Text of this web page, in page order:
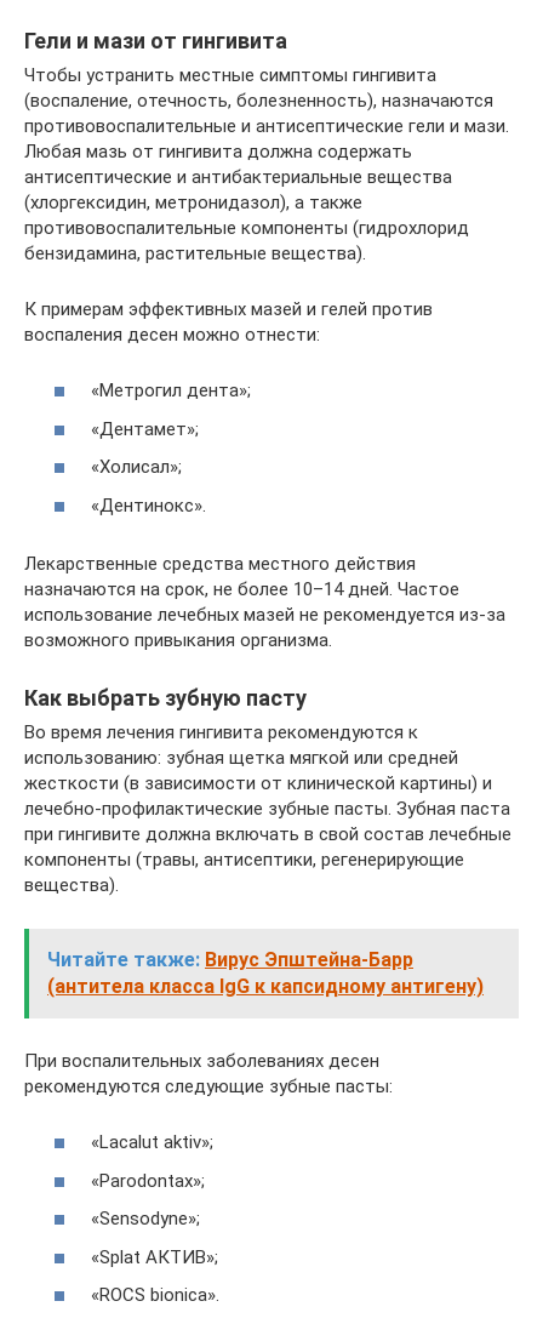
Гели и мази от гингивита
Чтобы устранить местные симптомы гингивита
(воспаление, отечность, болезненность), назначаются
противовоспалительные и антисептические гели и мази.
Любая мазь от гингивита должна содержать
антисептические и антибактериальные вещества
(хлоргексидин, метронидазол), а также
противовоспалительные компоненты (гидрохлорид
бензидамина, растительные вещества).
К примерам эффективных мазей и гелей против
воспаления десен можно отнести:
«Метрогил дента»;
«Дентамет»;
«Холисал»;
«Дентинокс».
Лекарственные средства местного действия
назначаются на срок, не более 10–14 дней. Частое
использование лечебных мазей не рекомендуется из-за
возможного привыкания организма.
Как выбрать зубную пасту
Во время лечения гингивита рекомендуются к
использованию: зубная щетка мягкой или средней
жесткости (в зависимости от клинической картины) и
лечебно-профилактические зубные пасты. Зубная паста
при гингивите должна включать в свой состав лечебные
компоненты (травы, антисептики, регенерирующие
вещества).
Читайте также: Вирус Эпштейна-Барр
(антитела класса IgG к капсидному антигену)
При воспалительных заболеваниях десен
рекомендуются следующие зубные пасты:
«Lacalut aktiv»;
«Parodontax»;
«Sensodyne»;
«Splat АКТИВ»;
«ROCS bionica».